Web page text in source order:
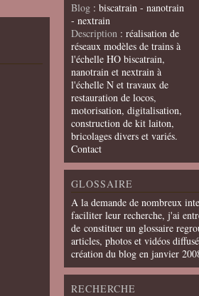
Blog : biscatrain - nanotrain
- nextrain
Description : réalisation de
réseaux modèles de trains à
l'échelle HO biscatrain,
nanotrain et nextrain à
l'échelle N et travaux de
restauration de locos,
motorisation, digitalisation,
construction de kit laiton,
bricolages divers et variés.
Contact
GLOSSAIRE
A la demande de nombreux
faciliter leur recherche, j'ai
de constituer un glossaire
articles, photos et vidéos
création du blog en janvier
RECHERCHE